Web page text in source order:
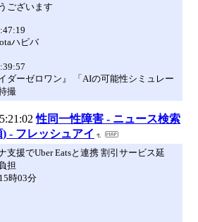
ございます
ハピバ
ダーゼロワン』 「AIの可能性シミュレー
撮
性同一性障害 - ニュース検索
- フレッシュアイ
支援でUber Eatsと連携 割引サービス延
担
時03分